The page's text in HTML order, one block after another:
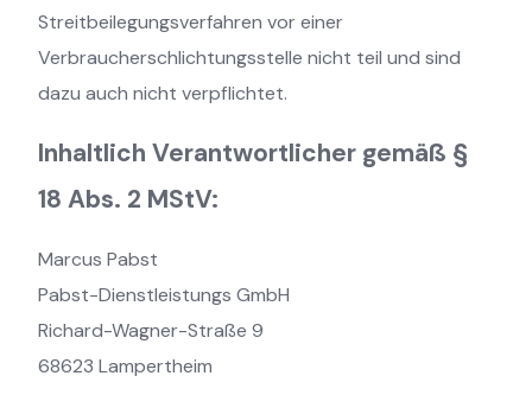
Streitbeilegungsverfahren vor einer
Verbraucherschlichtungsstelle nicht teil und sind
dazu auch nicht verpflichtet.
Inhaltlich Verantwortlicher gemäß §
18 Abs. 2 MStV:
Marcus Pabst
Pabst-Dienstleistungs GmbH
Richard-Wagner-Straße 9
68623 Lampertheim